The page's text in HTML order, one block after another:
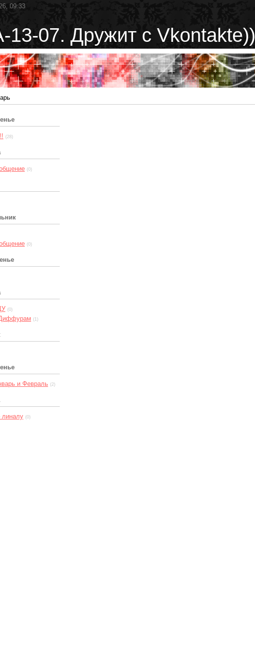
09:33
13-07. Дружит с Vkontakte))
(28)
(0)
(0)
(0)
(1)
и Февраль (2)
линалу (0)